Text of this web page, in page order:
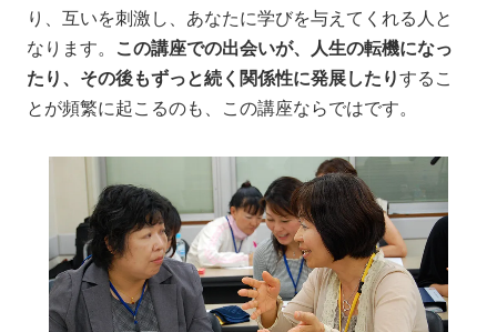
り、互いを刺激し、あなたに学びを与えてくれる人と
なります。
この講座での出会いが、人生の転機になっ
たり、その後もずっと続く関係性に発展したりするこ
とが頻繁に起こるのも、この講座ならではです。